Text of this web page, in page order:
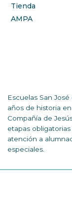
Tienda
AMPA
Escuelas San
años de historia
Compañía de
etapas
atención a
especiales.